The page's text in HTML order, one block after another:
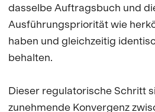
dasselbe Auftragsbuch und
Ausführungspriorität wie
haben und gleichzeitig
behalten.
Dieser regulatorische Schritt
zunehmende Konvergenz